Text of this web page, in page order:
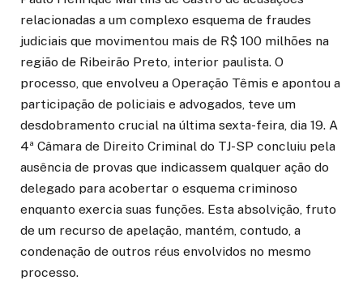
relacionadas a um complexo esquema de fraudes
judiciais que movimentou mais de R$ 100 milhões na
região de Ribeirão Preto, interior paulista. O
processo, que envolveu a Operação Têmis e apontou a
participação de policiais e advogados, teve um
desdobramento crucial na última sexta-feira, dia 19. A
4ª Câmara de Direito Criminal do TJ-SP concluiu pela
ausência de provas que indicassem qualquer ação do
delegado para acobertar o esquema criminoso
enquanto exercia suas funções. Esta absolvição, fruto
de um recurso de apelação, mantém, contudo, a
condenação de outros réus envolvidos no mesmo
processo.